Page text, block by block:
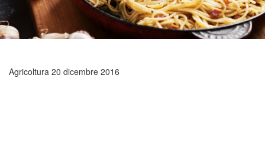
Agricoltura 20 dicembre 2016